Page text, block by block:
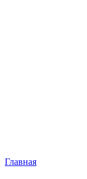
Главная